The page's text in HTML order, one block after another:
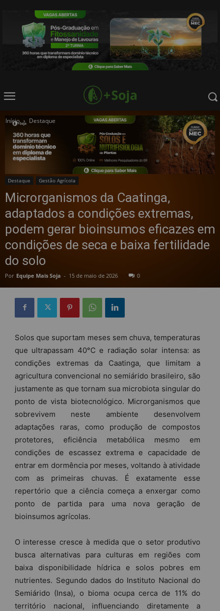
Início Destaque
Destaque Gestão Agrícola
Microrganismos da Caatinga,
adaptados a condições extremas,
podem gerar bioinsumos eficazes em
condições de seca e baixa fertilidade
do solo
Por Equipe Mais Soja - 15 de maio de 2026 0
Solos que suportam meses sem chuva, temperaturas
que ultrapassam 40°C e radiação solar intensa: as
condições extremas da Caatinga, que limitam a
agricultura convencional no semiárido brasileiro, são
justamente as que tornam sua microbiota singular do
ponto de vista biotecnológico. Microrganismos que
sobrevivem neste ambiente desenvolvem
adaptações raras, como produção de compostos
protetores, eficiência metabólica mesmo em
condições de escassez extrema e capacidade de
entrar em dormência por meses, voltando à atividade
com as primeiras chuvas. É exatamente esse
repertório que a ciência começa a enxergar como
ponto de partida para uma nova geração de
bioinsumos agrícolas.
O interesse cresce à medida que o setor produtivo
busca alternativas para culturas em regiões com
baixa disponibilidade hídrica e solos pobres em
nutrientes. Segundo dados do Instituto Nacional do
Semiárido (Insa), o bioma ocupa cerca de 11% do
território nacional, influenciando diretamente a